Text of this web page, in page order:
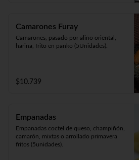
Camarones Furay
Camarones, pasado por aliño oriental,
harina, frito en panko (5Unidades).
$10.739
Empanadas
Empanadas coctel de queso, champiñón,
camarón, mixtas o arrollado primavera
fritos (5unidades).